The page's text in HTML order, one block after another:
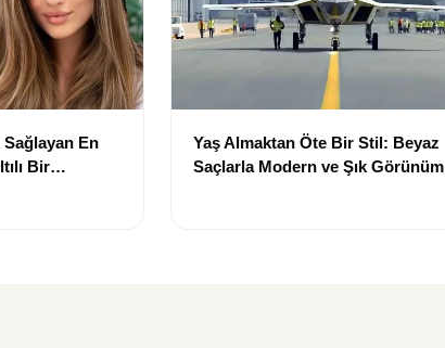
En
Bir
Yaş Almaktan Öte Bir Stil: Beyaz
Saçlarla Modern ve Şık Görünüm